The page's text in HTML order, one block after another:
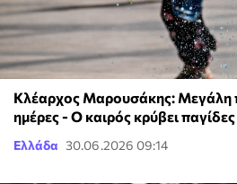
Κλέαρχος Μαρουσάκης: Μεγάλη
ημέρες - Ο καιρός κρύβει
Ελλάδα 30.06.2026 09:14